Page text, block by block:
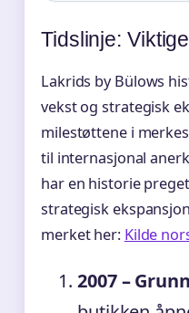
Tidslinje:
Lakrids by Bülows
vekst og strategisk
milestøttene i
til internasjonal
har en historie
strategisk
merket her: Kilde
2007 –